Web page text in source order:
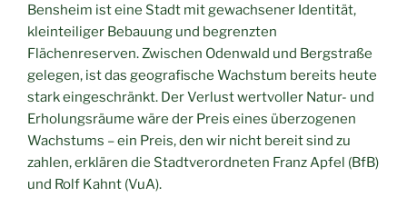
Bensheim ist eine Stadt mit gewachsener Identität,
kleinteiliger Bebauung und begrenzten
Flächenreserven. Zwischen Odenwald und Bergstraße
gelegen, ist das geografische Wachstum bereits heute
stark eingeschränkt. Der Verlust wertvoller Natur- und
Erholungsräume wäre der Preis eines überzogenen
Wachstums – ein Preis, den wir nicht bereit sind zu
zahlen, erklären die Stadtverordneten Franz Apfel (BfB)
und Rolf Kahnt (VuA).